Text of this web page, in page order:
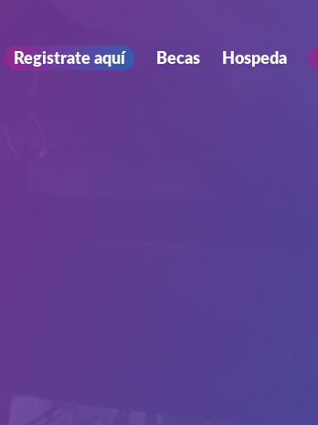
Registrate aquí Becas Hospeda